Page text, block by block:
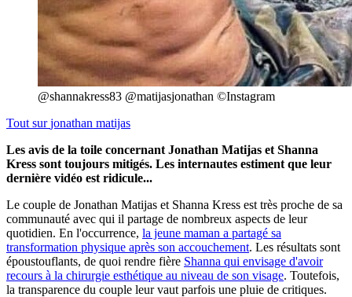
@shannakress83 @matijasjonathan ©Instagram
Tout surjonathan matijas
Les avis de la toile concernant Jonathan Matijas et Shanna
Kress sont toujours mitigés. Les internautes estiment que leur
dernière vidéo est ridicule...
Le couple de Jonathan Matijas et Shanna Kress est très proche de sa
communauté avec qui il partage de nombreux aspects de leur
quotidien. En l'occurrence, la jeune maman a partagé sa
transformation physique après son accouchement. Les résultats sont
époustouflants, de quoi rendre fière Shanna qui envisage d'avoir
recours à la chirurgie esthétique au niveau de son visage. Toutefois,
la transparence du couple leur vaut parfois une pluie de critiques.